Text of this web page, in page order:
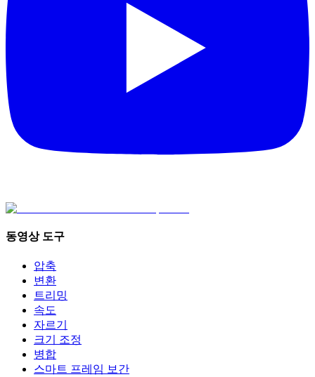
동영상 도구
압축
변환
트리밍
속도
자르기
크기 조정
병합
스마트 프레임 보간